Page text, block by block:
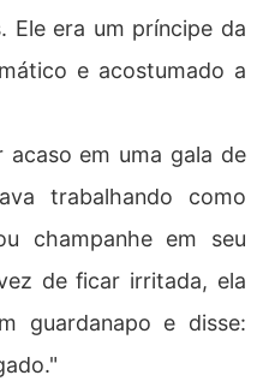
Ele era um príncipe da
e acostumado a
acaso em uma gala de
trabalhando como
champanhe em seu
de ficar irritada, ela
guardanapo e disse: